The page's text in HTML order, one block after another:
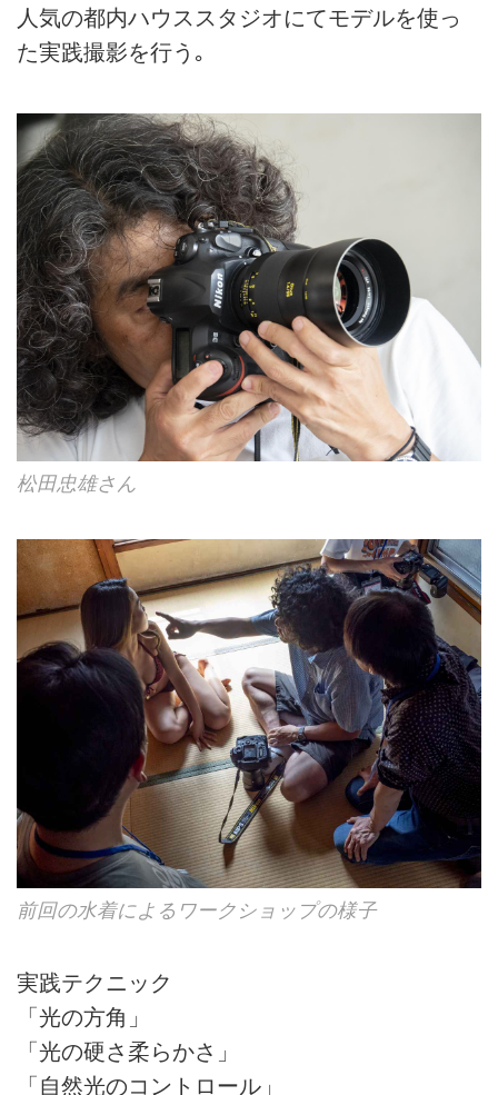
人気の都内ハウススタジオにてモデルを使っ
た実践撮影を行う｡
松田忠雄さん
前回の水着によるワークショップの様子
実践テクニック
「光の方角」
「光の硬さ柔らかさ」
「自然光のコントロール」